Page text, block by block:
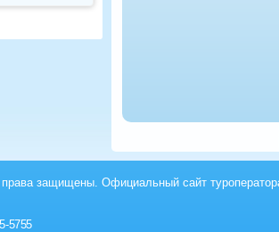
права защищены. Официальный сайт
5755